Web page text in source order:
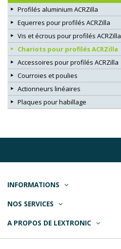
Profilés aluminium ACRZilla
Equerres pour profilés ACRZilla
Vis et écrous pour profilés ACRZilla
Chariots pour profilés ACRZilla
Accessoires pour profilés ACRZilla
Courroies et poulies
Actionneurs linéaires
Plaques pour habillage
INFORMATIONS
NOS SERVICES
A PROPOS DE LEXTRONIC